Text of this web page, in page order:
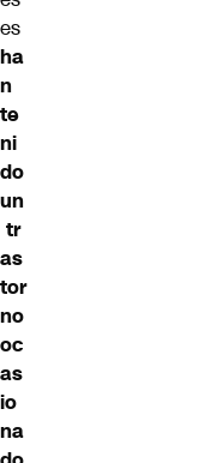
es
ha
n
te
ni
do
un
tr
as
tor
no
oc
as
io
na